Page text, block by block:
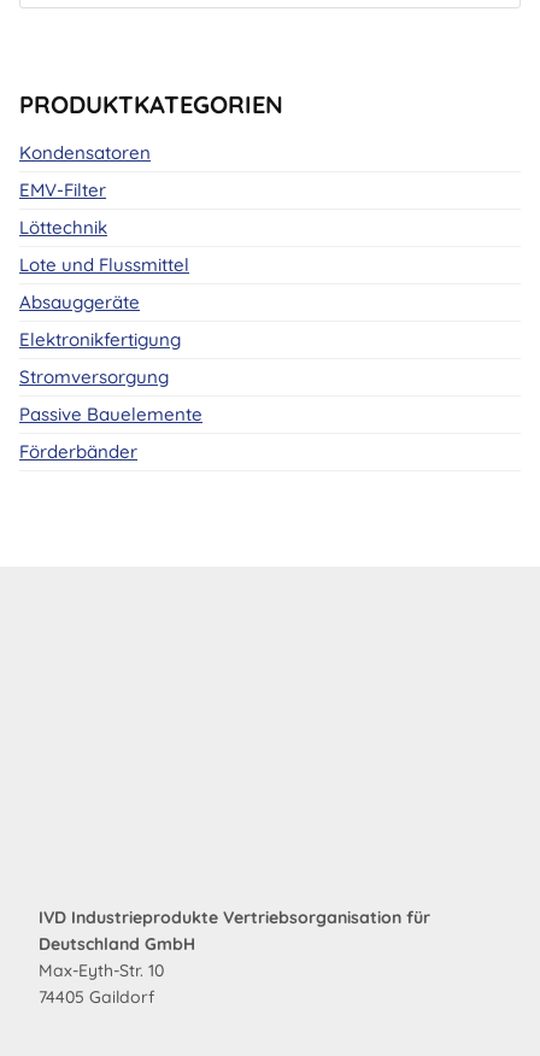
PRODUKTKATEGORIEN
Kondensatoren
EMV-Filter
Löttechnik
Lote und Flussmittel
Absauggeräte
Elektronikfertigung
Stromversorgung
Passive Bauelemente
Förderbänder
IVD Industrieprodukte Vertriebsorganisation für
Deutschland GmbH
Max-Eyth-Str. 10
74405 Gaildorf